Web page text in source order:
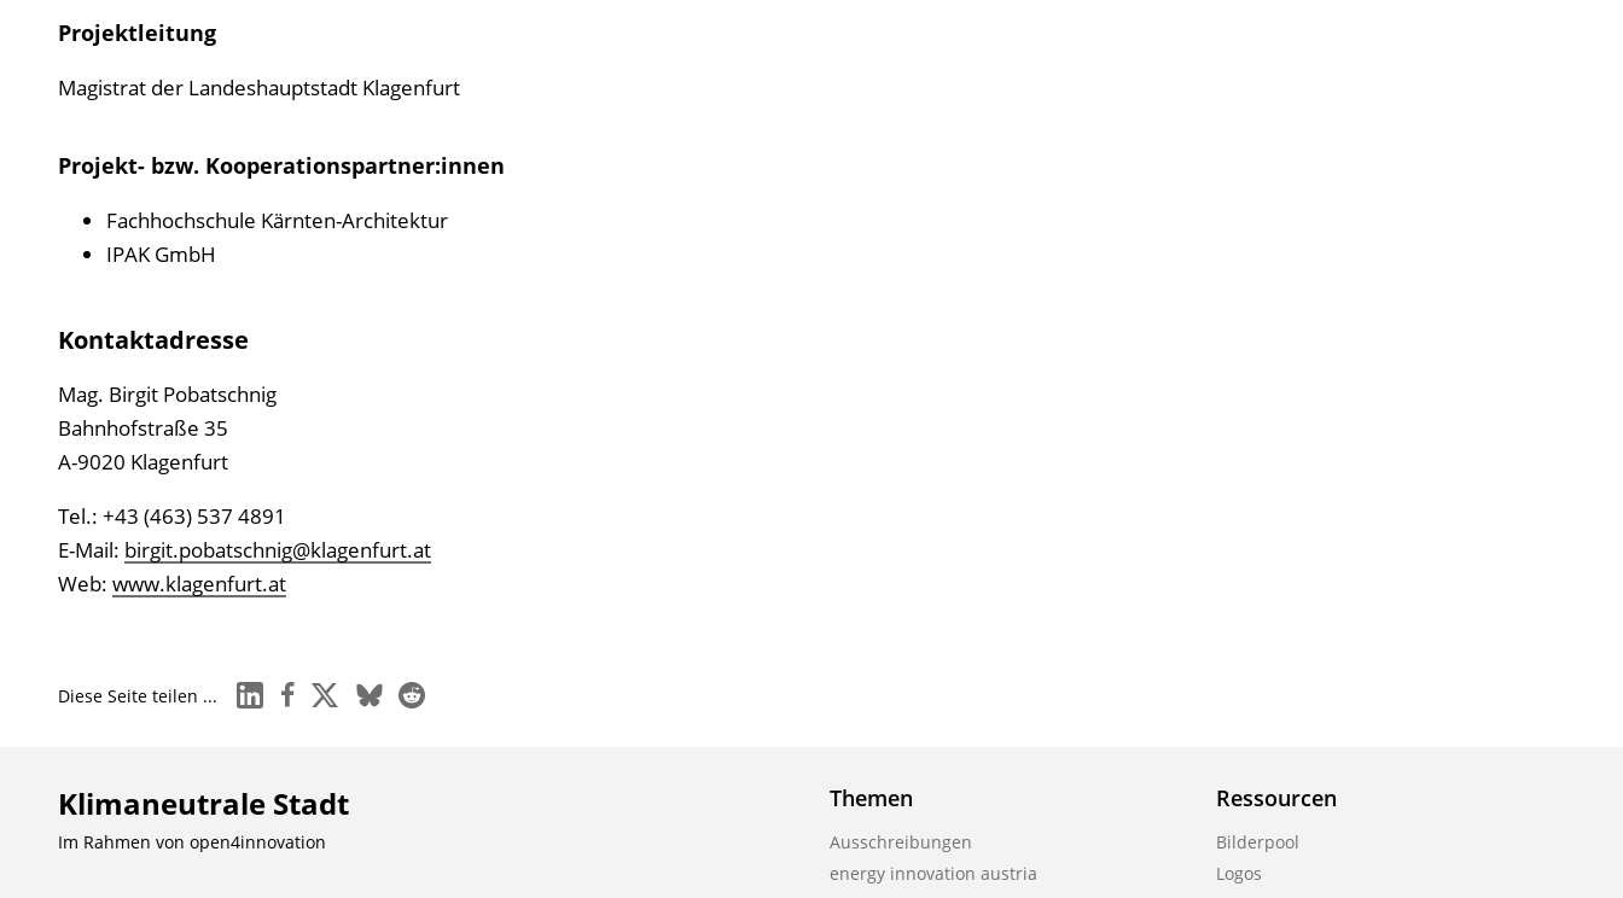
Projektleitung
Magistrat der Landeshauptstadt Klagenfurt
Projekt- bzw. Kooperationspartner:innen
Fachhochschule Kärnten-Architektur
IPAK GmbH
Kontaktadresse
Mag. Birgit Pobatschnig
Bahnhofstraße 35
A-9020 Klagenfurt
Tel.: +43 (463) 537 4891
E-Mail: birgit.pobatschnig@klagenfurt.at
Web: www.klagenfurt.at
Diese Seite teilen ... linkedinfacebook
x blueskyreddit
Klimaneutrale Stadt
Im Rahmen von open4innovation
Themen
Ausschreibungen
energy innovation austria
Ressourcen
Bilderpool
Logos